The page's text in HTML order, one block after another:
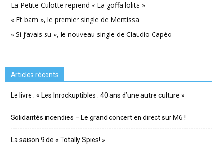
La Petite Culotte reprend « La goffa lolita »
« Et bam », le premier single de Mentissa
« Si j’avais su », le nouveau single de Claudio Capéo
Articles récents
Le livre : « Les Inrockuptibles : 40 ans d’une autre culture »
Solidarités incendies – Le grand concert en direct sur M6 !
La saison 9 de « Totally Spies! »